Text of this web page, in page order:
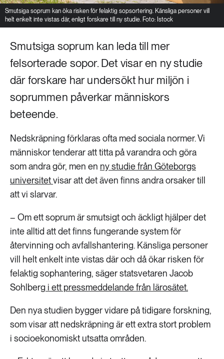
Smutsiga soprum kan öka risken för felaktig sopsortering. Känsliga personer vill
helt enkelt inte vistas där, enligt forskare till ny studie. Foto: Istock
Smutsiga soprum kan leda till mer
felsorterade sopor. Det visar en ny studie
där forskare har undersökt hur miljön i
soprummen påverkar människors
beteende.
Nedskräpning förklaras ofta med sociala normer. Vi
människor tenderar att titta på varandra och göra
som andra gör, men en ny studie från Göteborgs
universitetvisar att det även finns andra orsaker till
att vi slarvar.
– Om ett soprum är smutsigt och äckligt hjälper det
inte alltid att det finns fungerande system för
återvinning och avfallshantering. Känsliga personer
vill helt enkelt inte vistas där och då ökar risken för
felaktig sophantering, säger statsvetaren Jacob
Sohlberg i ett pressmeddelande från lärosätet.
Den nya studien bygger vidare på tidigare forskning,
som visar att nedskräpning är ett extra stort problem
i socioekonomiskt utsatta områden.